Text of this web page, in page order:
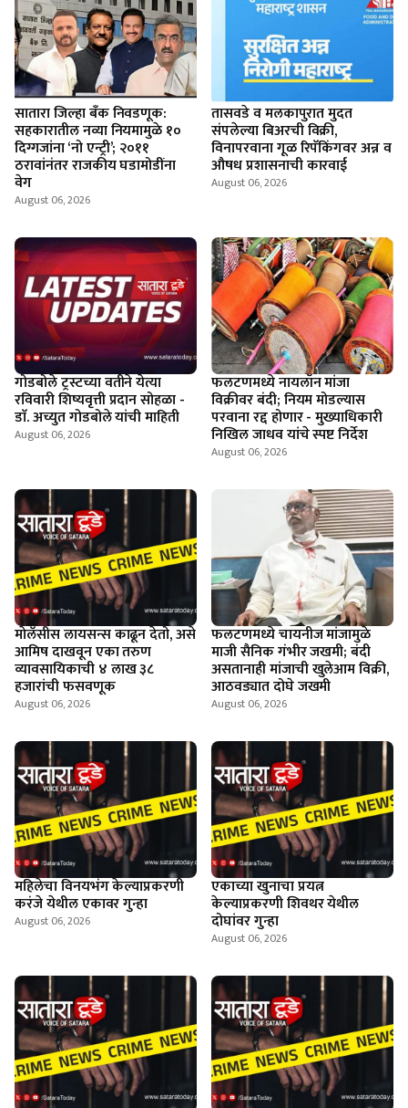
सातारा जिल्हा बँक निवडणूक:
सहकारातील नव्या नियमामुळे १०
दिग्गजांना ‘नो एन्ट्री’; २०११
ठरावांनंतर राजकीय घडामोडींना
वेग
August 06, 2026
तासवडे व मलकापुरात मुदत
संपलेल्या बिअरची विक्री,
विनापरवाना गूळ रिपॅकिंगवर अन्न व
औषध प्रशासनाची कारवाई
August 06, 2026
गोडबोले ट्रस्टच्या वतीने येत्या
रविवारी शिष्यवृत्ती प्रदान सोहळा -
डाॅ. अच्युत गोडबोले यांची माहिती
August 06, 2026
फलटणमध्ये नायलॉन मांजा
विक्रीवर बंदी; नियम मोडल्यास
परवाना रद्द होणार - मुख्याधिकारी
निखिल जाधव यांचे स्पष्ट निर्देश
August 06, 2026
माेलॅसीस लायसन्स काढून देतो, असे
आमिष दाखवून एका तरुण
व्यावसायिकाची ४ लाख ३८
हजारांची फसवणूक
August 06, 2026
फलटणमध्ये चायनीज मांजामुळे
माजी सैनिक गंभीर जखमी; बंदी
असतानाही मांजाची खुलेआम विक्री,
आठवड्यात दोघे जखमी
August 06, 2026
महिलेचा विनयभंग केल्याप्रकरणी
करंजे येथील एकावर गुन्हा
August 06, 2026
एकाच्या खुनाचा प्रयत्न
केल्याप्रकरणी शिवथर येथील
दोघांवर गुन्हा
August 06, 2026